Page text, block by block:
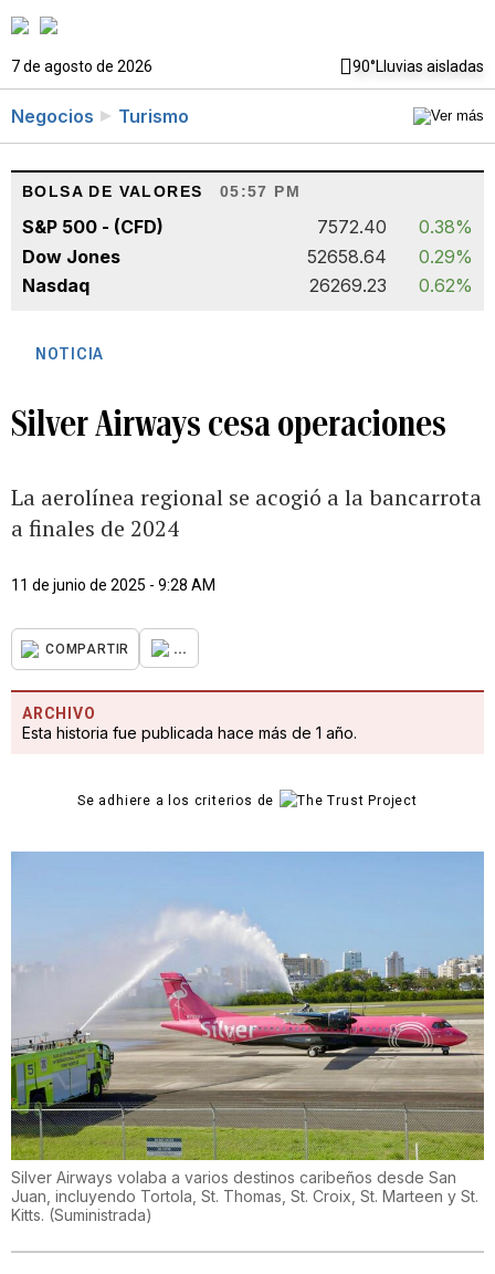
7 de agosto de 2026 90°Lluvias aisladas
Negocios Turismo
BOLSA DE VALORES 05:57 PM
S&P 500 - (CFD) 7572.40
0.38%
Dow Jones
52658.64
0.29%
Nasdaq
26269.23 0.62%
NOTICIA
Silver Airways cesa operaciones
La aerolínea regional se acogió a la bancarrota
a finales de 2024
11 de junio de 2025 - 9:28 AM
COMPARTIR ...
ARCHIVO
Esta historia fue publicada hace más de 1 año.
Se adhiere a los criterios de
Silver Airways volaba a varios destinos caribeños desde San
Juan, incluyendo Tortola, St. Thomas, St. Croix, St. Marteen y St.
Kitts. (Suministrada)